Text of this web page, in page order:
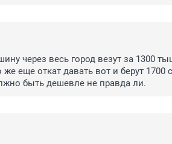
через весь город везут за 1300
еще откат давать вот и берут 1700
быть дешевле не правда ли.